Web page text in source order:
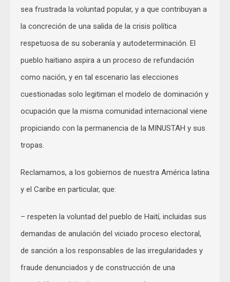
sea frustrada la voluntad popular, y a que contribuyan a
la concreción de una salida de la crisis política
respetuosa de su soberanía y autodeterminación. El
pueblo haitiano aspira a un proceso de refundación
como nación, y en tal escenario las elecciones
cuestionadas solo legitiman el modelo de dominación y
ocupación que la misma comunidad internacional viene
propiciando con la permanencia de la MINUSTAH y sus
tropas.
Reclamamos, a los gobiernos de nuestra América latina
y el Caribe en particular, que:
– respeten la voluntad del pueblo de Haití, incluidas sus
demandas de anulación del viciado proceso electoral,
de sanción a los responsables de las irregularidades y
fraude denunciados y de construcción de una